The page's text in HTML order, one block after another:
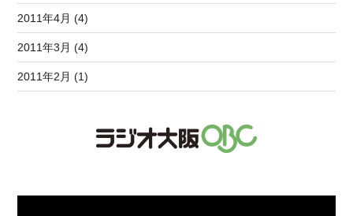
2011年4月 (4)
2011年3月 (4)
2011年2月 (1)